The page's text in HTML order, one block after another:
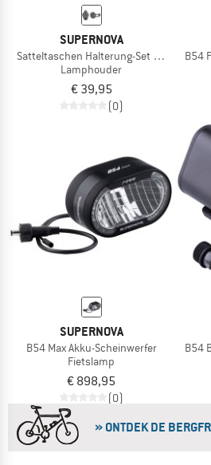
SUPERNOVA
Satteltaschen Halterung-Set für
Lamphouder
€ 39,95
(0)
B54
SUPERNOVA
B54 Max Akku-Scheinwerfer
Fietslamp
€ 898,95
(0)
B54
» ONTDEK DE